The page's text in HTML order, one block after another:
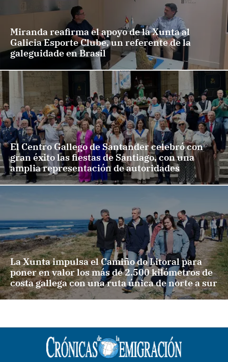
Miranda reafirma el apoyo de la Xunta al
Galicia Esporte Clube, un referente de la
galeguidade en Brasil
El Centro Gallego de Santander celebró con
gran éxito las fiestas de Santiago, con una
amplia representación de autoridades
La Xunta impulsa el Camiño do Litoral para
poner en valor los más de 2.500 kilómetros de
costa gallega con una ruta única de norte a sur